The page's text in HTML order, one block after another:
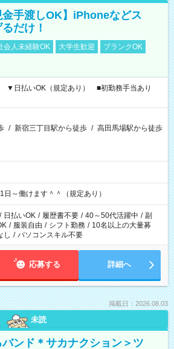
金手渡しOK】iPhoneなどス
だけ！
会人未経験OK 大学生歓迎
ブランクOK
▼日払いOK（規定あり） ■初勤務手当あり
/ 新宿三丁目駅から徒歩 / 高田馬場駅から徒歩
～働けます＾＾（規定あり）
/ 日払いOK / 履歴書不要 / 40～50代活躍中 / 副
/ 服装自由 / シフト勤務 / 10名以上の大量募
し / パソコンスキル不要
応募する 詳細へ
掲載日：2026.08.03
未読
ンド＊サカナクション＞ツ